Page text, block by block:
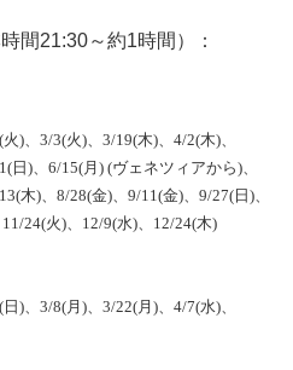
間21:30～約1時間）：
)、3/3(火)、3/19(木)、4/2(木)、
)、6/15(月) (ヴェネツィアから)、
木)、8/28(金)、9/11(金)、9/27(日)、
24(火)、12/9(水)、12/24(木)
)、3/8(月)、3/22(月)、4/7(水)、